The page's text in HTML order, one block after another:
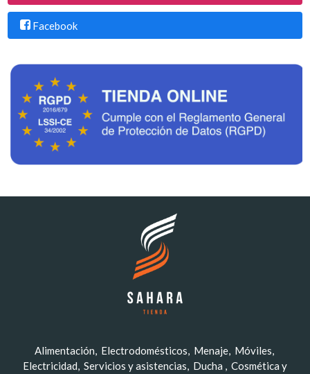
Facebook
Alimentación Electrodomésticos Menaje Móviles
Electricidad Servicios y asistencias Ducha
Cosmética y